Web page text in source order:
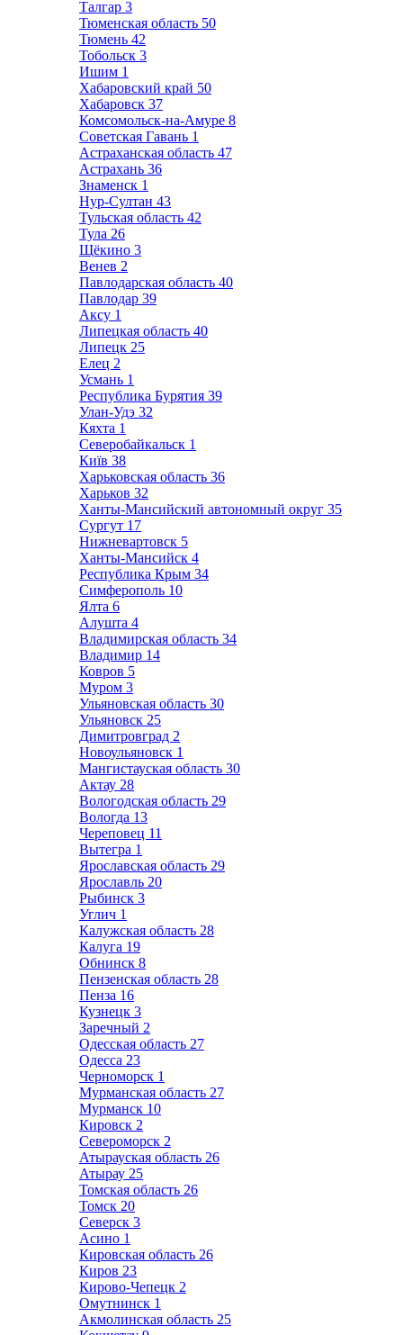
Талгар 3
Тюменская область 50
Тюмень 42
Тобольск 3
Ишим 1
Хабаровский край 50
Хабаровск 37
Комсомольск-на-Амуре 8
Советская Гавань 1
Астраханская область 47
Астрахань 36
Знаменск 1
Нур-Султан 43
Тульская область 42
Тула 26
Щёкино 3
Венев 2
Павлодарская область 40
Павлодар 39
Аксу 1
Липецкая область 40
Липецк 25
Елец 2
Усмань 1
Республика Бурятия 39
Улан-Удэ 32
Кяхта 1
Северобайкальск 1
Київ 38
Харьковская область 36
Харьков 32
Ханты-Мансийский автономный округ 35
Сургут 17
Нижневартовск 5
Ханты-Мансийск 4
Республика Крым 34
Симферополь 10
Ялта 6
Алушта 4
Владимирская область 34
Владимир 14
Ковров 5
Муром 3
Ульяновская область 30
Ульяновск 25
Димитровград 2
Новоульяновск 1
Мангистауская область 30
Актау 28
Вологодская область 29
Вологда 13
Череповец 11
Вытегра 1
Ярославская область 29
Ярославль 20
Рыбинск 3
Углич 1
Калужская область 28
Калуга 19
Обнинск 8
Пензенская область 28
Пенза 16
Кузнецк 3
Заречный 2
Одесская область 27
Одесса 23
Черноморск 1
Мурманская область 27
Мурманск 10
Кировск 2
Североморск 2
Атырауская область 26
Атырау 25
Томская область 26
Томск 20
Северск 3
Асино 1
Кировская область 26
Киров 23
Кирово-Чепецк 2
Омутнинск 1
Акмолинская область 25